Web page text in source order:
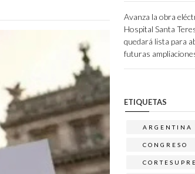
Avanza la obra
Hospital Santa
quedará lista para
futuras
ETIQUETAS
ARGENTINA
CONGRESO